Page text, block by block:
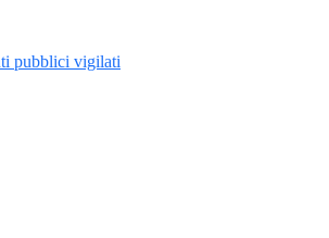
pubblici vigilati